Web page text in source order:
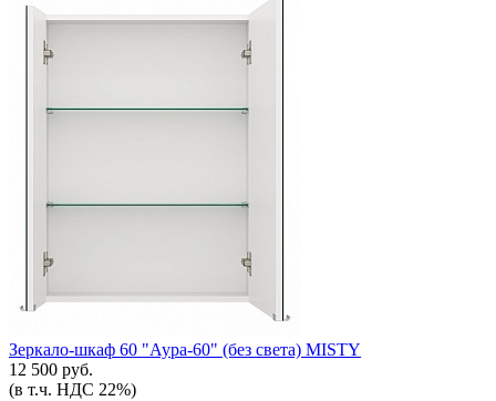
Зеркало-шкаф 60 "Аура-60" (без света) MISTY
12 500 руб.
(в т.ч. НДС 22%)